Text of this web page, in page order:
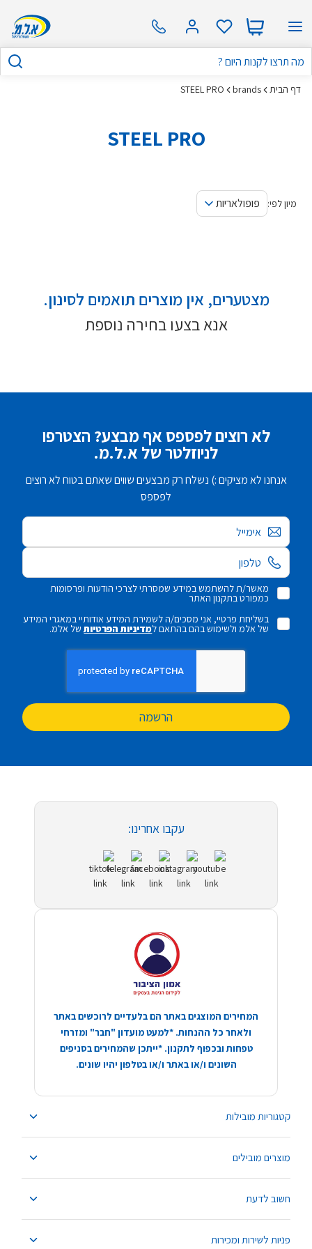
דף הבית brands
STEEL PRO
STEEL PRO
מיון לפי: פופולאריות
מצטערים, אין מוצרים תואמים לסינון.
אנא בצעו בחירה נוספת
לא רוצים לפספס אף מבצע? הצטרפו
לניוזלטר של א.ל.מ.
אנחנו לא מציקים :) נשלח רק מבצעים שווים שאתם בטוח לא רוצים
לפספס
אימייל
מאשר/ת להשתמש במידע שמסרתי לצרכי הודעות ופרסומות
כמפורט בתקנון האתר
בשליחת פרטיי, אני מסכים/ה לשמירת המידע אודותיי במאגרי המידע
של אלמ ולשימוש בהם בהתאם למדיניות הפרטיותשל אלמ.
הרשמה
קטגוריות מובילות
מוצרים מובילים
חשוב לדעת
פניות לשירות ומכירות
עקבו אחרינו:
המחירים המוצגים באתר הם בלעדיים לרוכשים באתר
ולאחר כל ההנחות. *למעט מועדון "חבר" ומזרחי
טפחות ובכפוף לתקנון. *ייתכן שהמחירים בסניפים
השונים ו/או באתר ו/או בטלפון יהיו שונים.